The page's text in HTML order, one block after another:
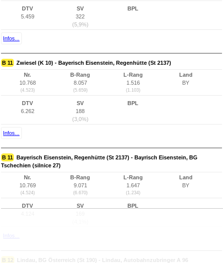
DTV
5.459
SV
322
(5,9%)
BPL
Infos...
B 11 Zwiesel (K 10) - Bayerisch Eisenstein, Regenhütte (St 2137)
Nr.
10.768
(4.523)
B-Rang
8.057
(5.659)
L-Rang
1.516
(1.103)
Land
BY
DTV
6.262
SV
188
(3,0%)
BPL
Infos...
B 11 Bayerisch Eisenstein, Regenhütte (St 2137) - Bayrisch Eisenstein, BG
Tschechien (silnice 27)
Nr.
10.769
(4.524)
B-Rang
9.071
(6.670)
L-Rang
1.647
(1.234)
Land
BY
DTV
SV
BPL
Infos...
B 12 Lindau, BG Österreich (St 190) - Lindau, Autobahnzubringer A 96